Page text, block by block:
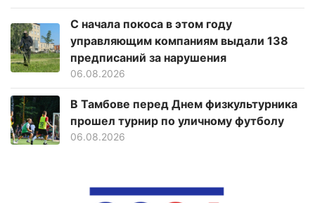
С начала покоса в этом году
управляющим компаниям выдали 138
предписаний за нарушения
06.08.2026
В Тамбове перед Днем физкультурника
прошел турнир по уличному футболу
06.08.2026